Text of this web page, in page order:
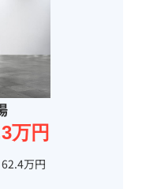
万円
万円